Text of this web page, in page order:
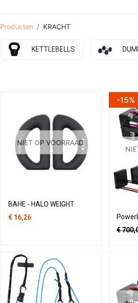
Producten KRACHT
KETTLEBELLS
NIET OP VOORRAAD
BAHE - HALO WEIGHT
€ 16,26
-15%
€